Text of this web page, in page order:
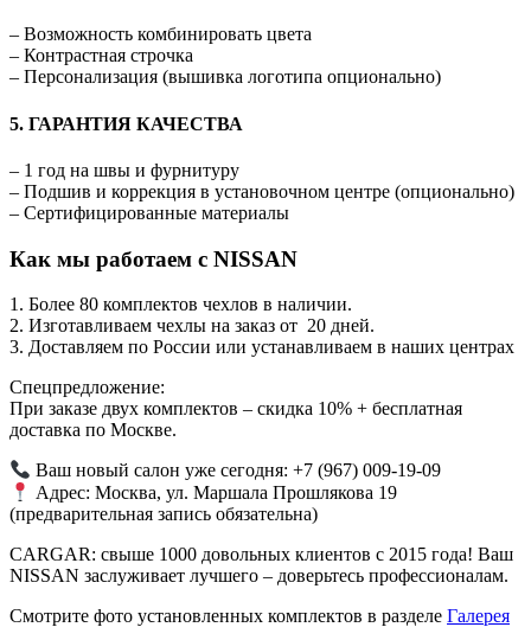
– Возможность комбинировать цвета
– Контрастная строчка
– Персонализация (вышивка логотипа опционально)
5. ГАРАНТИЯ КАЧЕСТВА
– 1 год на швы и фурнитуру
– Подшив и коррекция в установочном центре (опционально)
– Сертифицированные материалы
Как мы работаем с NISSAN
1. Более 80 комплектов чехлов в наличии.
2. Изготавливаем чехлы на заказ от 20 дней.
3. Доставляем по России или устанавливаем в наших центрах
Спецпредложение:
При заказе двух комплектов – скидка 10% + бесплатная
доставка по Москве.
Ваш новый салон уже сегодня: +7 (967) 009-19-09
Адрес: Москва, ул. Маршала Прошлякова 19
(предварительная запись обязательна)
CARGAR: свыше 1000 довольных клиентов с 2015 года! Ваш
NISSAN заслуживает лучшего – доверьтесь профессионалам.
Смотрите фото установленных комплектов в разделе Галерея